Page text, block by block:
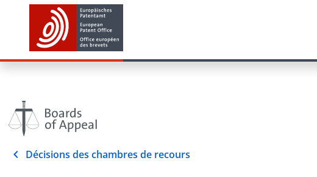
Décisions des chambres de recours